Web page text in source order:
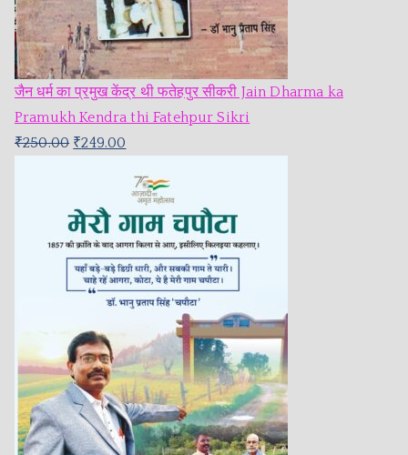
जैन धर्म का प्रमुख केंद्र थी फतेहपुर सीकरी Jain Dharma ka
Pramukh Kendra thi Fatehpur Sikri
₹250.00 ₹249.00